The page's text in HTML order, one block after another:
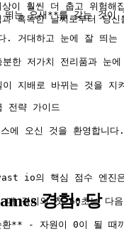
훨씬 더 춥고 위험해
띄는 요새**를 갖는 것
다. 거대하고 눈에 잘
한 저가치 전리품과 눈
략 가이드
오신 것을 환영합니다
io의 핵심 점수 엔진
기의 첫 60초는 다음
- 자원이 0이 될 때까지
경험: 당